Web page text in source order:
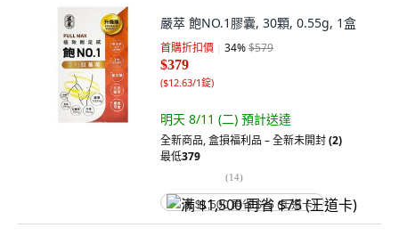
嚴萃 飽NO.1膠囊, 30顆, 0.55g, 1盒
首購折扣價 34%$579
$379
($12.63/1錠)
明天 8/11 (二) 預計送達
全新商品,盒損福利品 – 全新未開封(2)
最低379
(14)
满 $1,500 再省 $75 (王道卡)